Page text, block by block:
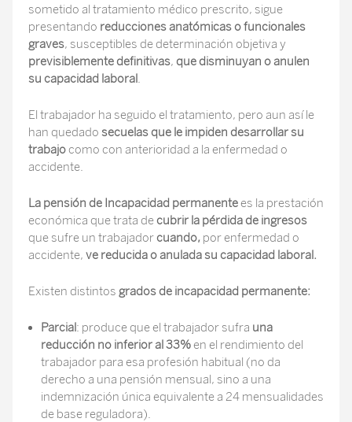
sometido al tratamiento médico prescrito, sigue
presentando reducciones anatómicas o funcionales
graves, susceptibles de determinación objetiva y
previsiblemente definitivas, que disminuyan o anulen
su capacidad laboral.
El trabajador ha seguido el tratamiento, pero aun así le
han quedado secuelas que le impiden desarrollar su
trabajo como con anterioridad a la enfermedad o
accidente.
La pensión de Incapacidad permanente es la prestación
económica que trata decubrir la pérdida de ingresos
que sufre un trabajadorcuando, por enfermedad o
accidente, ve reducida o anulada su capacidad laboral.
Existen distintos grados de incapacidad permanente:
Parcial: produce que el trabajador sufra una
reducción no inferior al 33% en el rendimiento del
trabajador para esa profesión habitual (no da
derecho a una pensión mensual, sino a una
indemnización única equivalente a 24 mensualidades
de base reguladora).